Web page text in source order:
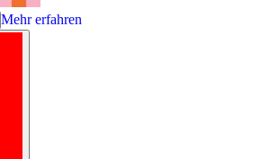
Mehr erfahren